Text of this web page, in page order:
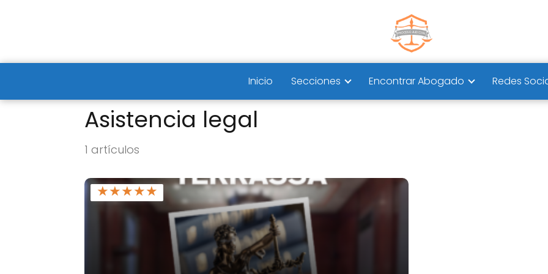
Inicio Secciones Encontrar Abogado Redes
Asistencia legal
1 artículos
★★★★★